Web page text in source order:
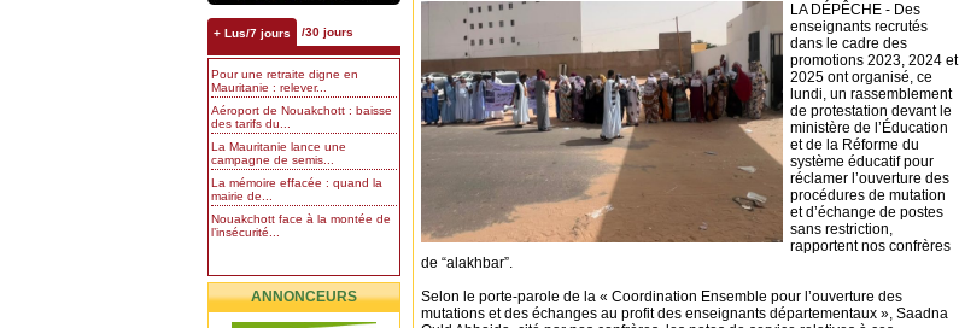
+ Lus/7 jours /30 jours
Pour une retraite digne en
Mauritanie : relever...
Aéroport de Nouakchott : baisse
des tarifs du...
La Mauritanie lance une
campagne de semis...
La mémoire effacée : quand la
mairie de...
Nouakchott face à la montée de
l’insécurité...
ANNONCEURS
LA DÉPÊCHE - Des
enseignants recrutés
dans le cadre des
promotions 2023, 2024 et
2025 ont organisé, ce
lundi, un rassemblement
de protestation devant le
ministère de l’Éducation
et de la Réforme du
système éducatif pour
réclamer l’ouverture des
procédures de mutation
et d’échange de postes
sans restriction,
rapportent nos confrères
de “alakhbar”.
Selon le porte-parole de la « Coordination Ensemble pour l’ouverture des
mutations et des échanges au profit des enseignants départementaux », Saadna